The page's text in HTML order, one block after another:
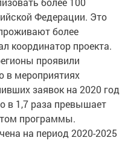
Федерации. Это
более
координатор проекта.
проявили
в мероприятиях
заявок на 2020 год
в 1,7 раза превышает
программы.
на период 2020-2025